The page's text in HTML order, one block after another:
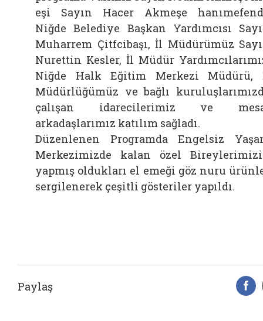
eşi Sayın Hacer Akmeşe
Niğde Belediye Başkan Yardımcısı
Muharrem Çitfcibaşı, İl Müdürümüz
Nurettin Kesler, İl Müdür
Niğde Halk Eğitim Merkezi Müdürü,
Müdürlüğümüz ve bağlı
çalışan idarecilerimiz ve
arkadaşlarımız katılım sağladı.
Düzenlenen Programda Engelsiz
Merkezimizde kalan özel
yapmış oldukları el emeği göz nuru
sergilenerek çeşitli gösteriler yapıldı.
Paylaş